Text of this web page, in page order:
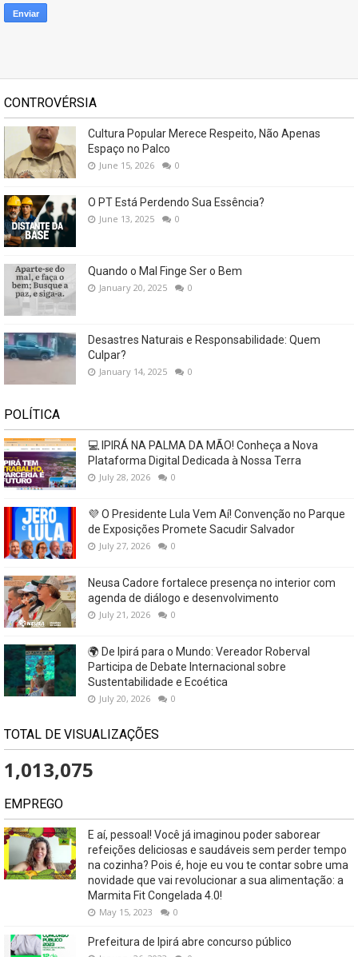
CONTROVÉRSIA
Cultura Popular Merece Respeito, Não Apenas
Espaço no Palco
June 15, 2026 0
O PT Está Perdendo Sua Essência?
June 13, 2025 0
Quando o Mal Finge Ser o Bem
January 20, 2025 0
Desastres Naturais e Responsabilidade: Quem
Culpar?
January 14, 2025 0
POLÍTICA
💻 IPIRÁ NA PALMA DA MÃO! Conheça a Nova
Plataforma Digital Dedicada à Nossa Terra
July 28, 2026 0
💜 O Presidente Lula Vem Aí! Convenção no Parque
de Exposições Promete Sacudir Salvador
July 27, 2026 0
Neusa Cadore fortalece presença no interior com
agenda de diálogo e desenvolvimento
July 21, 2026 0
🌍 De Ipirá para o Mundo: Vereador Roberval
Participa de Debate Internacional sobre
Sustentabilidade e Ecoética
July 20, 2026 0
TOTAL DE VISUALIZAÇÕES
1,013,075
EMPREGO
E aí, pessoal! Você já imaginou poder saborear
refeições deliciosas e saudáveis ​​sem perder tempo
na cozinha? Pois é, hoje eu vou te contar sobre uma
novidade que vai revolucionar a sua alimentação: a
Marmita Fit Congelada 4.0!
May 15, 2023 0
Prefeitura de Ipirá abre concurso público